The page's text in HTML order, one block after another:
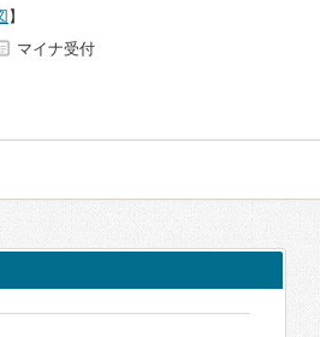
】
マイナ受付